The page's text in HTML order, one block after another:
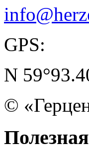
GPS:
N
©
Полезная